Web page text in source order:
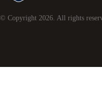
© Copyright 2026 . All rights